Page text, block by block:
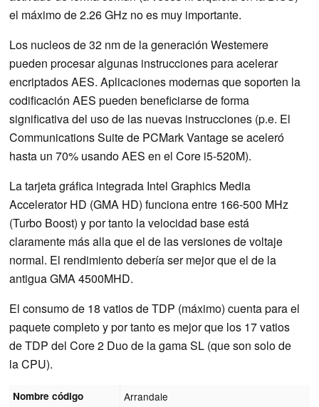
el máximo de 2.26 GHz no es muy importante.
Los nucleos de 32 nm de la generación Westemere
pueden procesar algunas instrucciones para acelerar
encriptados AES. Aplicaciones modernas que soporten la
codificación AES pueden beneficiarse de forma
significativa del uso de las nuevas instrucciones (p.e. El
Communications Suite de PCMark Vantage se aceleró
hasta un 70% usando AES en el Core i5-520M).
La tarjeta gráfica integrada Intel Graphics Media
Accelerator HD (GMA HD) funciona entre 166-500 MHz
(Turbo Boost) y por tanto la velocidad base está
claramente más alla que el de las versiones de voltaje
normal. El rendimiento debería ser mejor que el de la
antigua GMA 4500MHD.
El consumo de 18 vatios de TDP (máximo) cuenta para el
paquete completo y por tanto es mejor que los 17 vatios
de TDP del Core 2 Duo de la gama SL (que son solo de
la CPU).
Nombre código Arrandale